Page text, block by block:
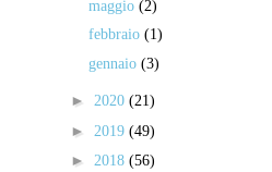
maggio (2)
febbraio (1)
gennaio (3)
► 2020 (21)
► 2019 (49)
► 2018 (56)